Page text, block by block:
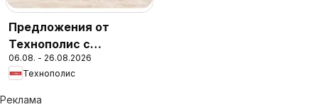
Предложения от
Технополис с
валидност до
26.08.2026
06.08. - 26.08.2026
Технополис
Реклама